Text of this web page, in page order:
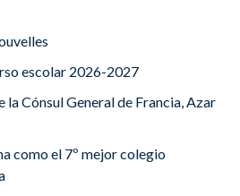
escolar 2026-2027
la Cónsul General de Francia, Azar
como el 7º mejor colegio